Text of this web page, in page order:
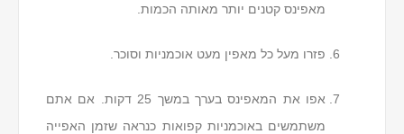
מאפינס קטנים יותר מאותה הכמות.
פזרו מעל כל מאפין מעט אוכמניות וסוכר.
אפו את המאפינס בערך במשך 25 דקות. אם אתם
משתמשים באוכמניות קפואות כנראה שזמן האפייה